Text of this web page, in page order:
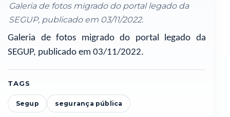
Galeria de fotos migrado do portal legado da
SEGUP, publicado em 03/11/2022.
Galeria de fotos migrado do portal legado da
SEGUP, publicado em 03/11/2022.
TAGS
Segup segurança pública